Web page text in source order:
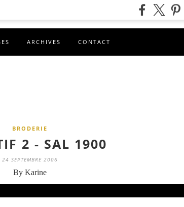
ARCHIVES CONTACT
BRODERIE
2 - SAL 1900
24 SEPTEMBRE 2006
By Karine